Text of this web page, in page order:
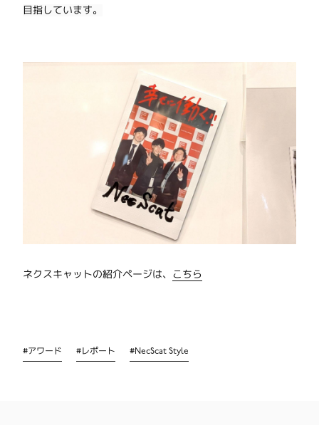
目指しています。
ネクスキャットの紹介ページは、 こちら
#アワード #レポート #NecScat Style